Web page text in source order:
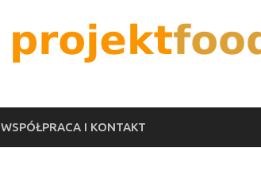
WSPÓŁPRACA I KONTAKT